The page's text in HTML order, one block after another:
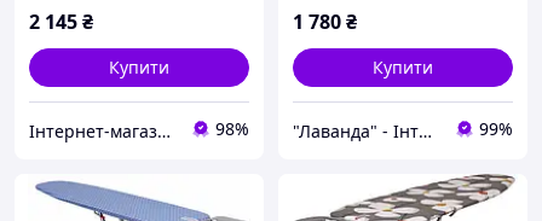
2 145₴
Купити
Інтернет-магазин Господиня 98%
1 780₴
Купити
"Лаванда" - Інтернет-магазин 99%